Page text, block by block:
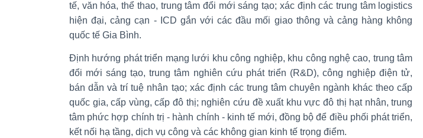
tế, văn hóa, thể thao, trung tâm đổi mới sáng tạo; xác định các trung tâm logistics
hiện đại, cảng cạn - ICD gắn với các đầu mối giao thông và cảng hàng không
quốc tế Gia Bình.
Định hướng phát triển mạng lưới khu công nghiệp, khu công nghệ cao, trung tâm
đổi mới sáng tạo, trung tâm nghiên cứu phát triển (R&D), công nghiệp điện tử,
bán dẫn và trí tuệ nhân tạo; xác định các trung tâm chuyên ngành khác theo cấp
quốc gia, cấp vùng, cấp đô thị; nghiên cứu đề xuất khu vực đô thị hạt nhân, trung
tâm phức hợp chính trị - hành chính - kinh tế mới, đồng bộ để điều phối phát triển,
kết nối hạ tầng, dịch vụ công và các không gian kinh tế trọng điểm.